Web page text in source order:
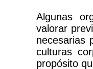
Algunas
valorar
necesarias
culturas
propósito